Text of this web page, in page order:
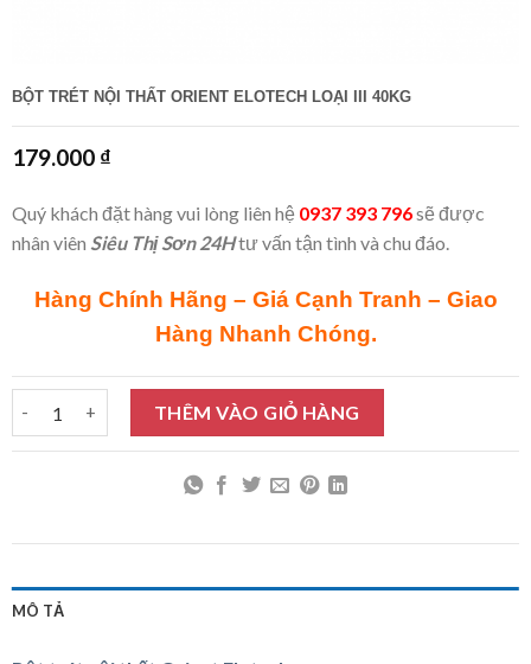
BỘT TRÉT NỘI THẤT ORIENT ELOTECH LOẠI III 40KG
179.000 ₫
Quý khách đặt hàng vui lòng liên hệ 0937 393 796sẽ được
nhân viên Siêu Thị Sơn 24Htư vấn tận tình và chu đáo.
Hàng Chính Hãng – Giá Cạnh Tranh – Giao
Hàng Nhanh Chóng.
Bột trét nội thất Orient Elotech Loại III 40Kg số lượng
THÊM VÀO GIỎ HÀNG
MÔ TẢ